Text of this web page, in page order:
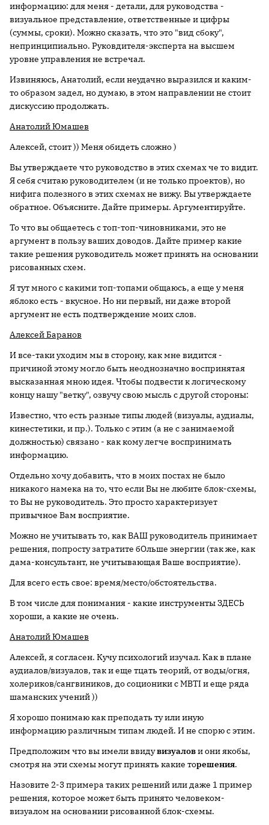
информацию: для меня - детали, для руководства -
визуальное представление, ответственные и цифры
(суммы, сроки). Можно сказать, что это "вид сбоку",
непринципиально. Руковдителя-эксперта на высшем
уровне управления не встречал.
Извиняюсь, Анатолий, если неудачно выразился и каким-
то образом задел, но думаю, в этом направлении не стоит
дискуссию продолжать.
Анатолий Юмашев
Алексей, стоит )) Меня обидеть сложно )
Вы утверждаете что руководство в этих схемах че то видит.
Я себя считаю руководителем (и не только проектов), но
нифига полезного в этих схемах не вижу. Вы утверждаете
обратное. Объясните. Дайте примеры. Аргументируйте.
То что вы общаетесь с топ-топ-чиновниками, это не
аргумент в пользу ваших доводов. Дайте пример какие
такие решения руководитель может принять на основании
рисованных схем.
Я тут много с какими топ-топами общаюсь, а еще у меня
яблоко есть - вкусное. Но ни первый, ни даже второй
аргумент не есть подтверждение моих слов.
Алексей Баранов
И все-таки уходим мы в сторону, как мне видится -
причиной этому могло быть неоднозначно воспринятая
высказанная мною идея. Чтобы подвести к логическому
концу нашу "ветку", озвучу свою мысль с другой стороны:
Известно, что есть разные типы людей (визуалы, аудиалы,
кинестетики, и пр.). Только с этим (а не с занимаемой
должностью) связано - как кому легче воспринимать
информацию.
Отдельно хочу добавить, что в моих постах не было
никакого намека на то, что если Вы не любите блок-схемы,
то Вы не руководитель. Это просто характеризует
привычное Вам восприятие.
Можно не учитывать то, как ВАШ руководитель принимает
решения, попросту затратите бОльше энергии (так же, как
дама-консультант, не учитывающая Ваше восприятие).
Для всего есть свое: время/место/обстоятельства.
В том числе для понимания - какие инструменты ЗДЕСЬ
хороши, а какие не очень.
Анатолий Юмашев
Алексей, я согласен. Кучу психологий изучал. Как в плане
аудиалов/визуалов, так и еще тцать теорий, от воды/огня,
холериков/сангвиников, до соционики с MBTI и еще ряда
шаманских учений ))
Я хорошо понимаю как преподать ту или иную
информацию различным типам людей. И не спорю с этим.
Предположим что вы имели ввидувизуалови они якобы,
смотря на эти схемы могут принять какие торешения.
Назовите 2-3 примера таких решений или даже 1 пример
решения, которое может быть принято человеком-
визуалом на основании рисованной блок-схемы.